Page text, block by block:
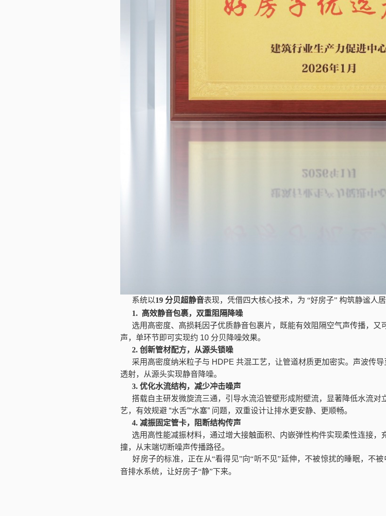
系统以19 分贝超静音表现，凭借四大核心技术，为 “好房子” 构筑静谧人居
1. 高效静音包裹，双重阻隔降噪
选用高密度、高损耗因子优质静音包裹片，既能有效阻隔空气声传播，又
声，单环节即可实现约 10 分贝降噪效果。
2. 创新管材配方，从源头锁噪
采用高密度纳米粒子与 HDPE 共混工艺，让管道材质更加密实。声波传
透射，从源头实现静音降噪。
3. 优化水流结构，减少冲击噪声
搭载自主研发微旋流三通，引导水流沿管壁形成附壁流，显著降低水流对
艺，有效规避 “水舌”“水塞” 问题，双重设计让排水更安静、更顺畅。
4. 减振固定管卡，阻断结构传声
选用高性能减振材料，通过增大接触面积、内嵌弹性构件实现柔性连接，
撞，从末端切断噪声传播路径。
好房子的标准，正在从“看得见”向“听不见”延伸，不被惊扰的睡眠，不
音排水系统，让好房子“静”下来。